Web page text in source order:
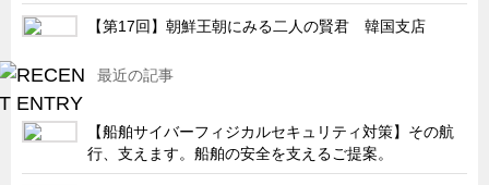
ズバッとお悩み解決 テクニカル Q and A
光る技術！未来へのモノづくり
ちょっとユニークなお客様
ビジサスニュース
【第17回】朝鮮王朝にみる二人の賢君 韓国支店
最近の記事
【船舶サイバーフィジカルセキュリティ対策】その航
行、支えます。船舶の安全を支えるご提案。